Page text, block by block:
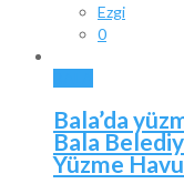
Ezgi
0
Bala’da
Bala
Yüzme